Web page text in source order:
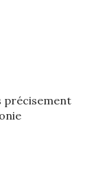
précisement